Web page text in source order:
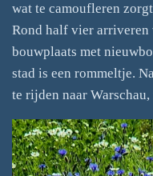
wat te camoufleren
Rond half vier arriveren
bouwplaats met
stad is een rommeltje.
te rijden naar